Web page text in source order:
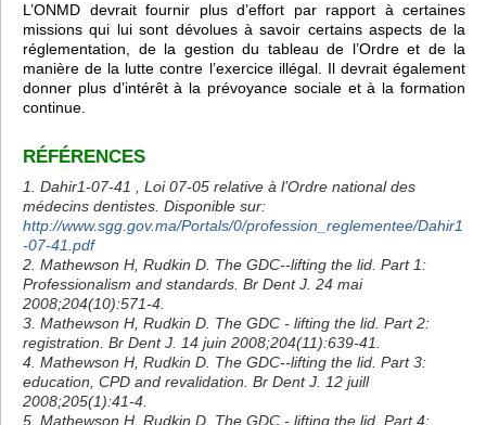
L’ONMD devrait fournir plus d’effort par rapport à certaines
missions qui lui sont dévolues à savoir certains aspects de la
réglementation, de la gestion du tableau de l’Ordre et de la
manière de la lutte contre l’exercice illégal. Il devrait également
donner plus d’intérêt à la prévoyance sociale et à la formation
continue.
RÉFÉRENCES
1. Dahir1-07-41 , Loi 07-05 relative à l’Ordre national des
médecins dentistes. Disponible sur:
http://www.sgg.gov.ma/Portals/0/profession_reglementee/Dahir1
-07-41.pdf
2. Mathewson H, Rudkin D. The GDC--lifting the lid. Part 1:
Professionalism and standards. Br Dent J. 24 mai
2008;204(10):571-4.
3. Mathewson H, Rudkin D. The GDC - lifting the lid. Part 2:
registration. Br Dent J. 14 juin 2008;204(11):639-41.
4. Mathewson H, Rudkin D. The GDC--lifting the lid. Part 3:
education, CPD and revalidation. Br Dent J. 12 juill
2008;205(1):41-4.
5. Mathewson H, Rudkin D. The GDC - lifting the lid. Part 4: